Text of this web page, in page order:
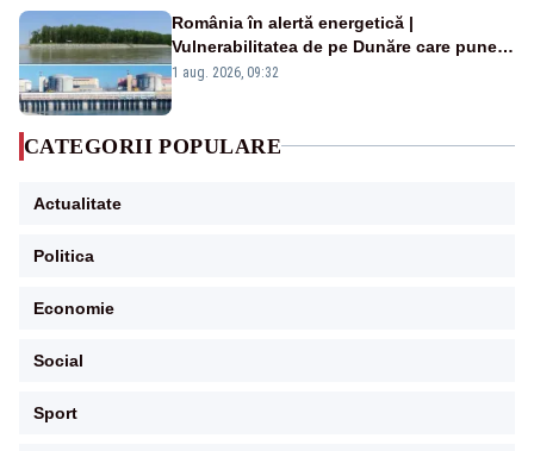
România în alertă energetică |
Vulnerabilitatea de pe Dunăre care pune
în pericol Centrala Cernavodă era
1 aug. 2026, 09:32
CATEGORII POPULARE
Actualitate
Politica
Economie
Social
Sport